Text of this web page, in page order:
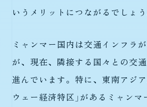
いうメリットにつながるでしょう
ミャンマー国内は交通インフラ
が、現在、隣接する国々との交
進んでいます。特に、東南アジア
ウェー経済特区」があるミャンマ